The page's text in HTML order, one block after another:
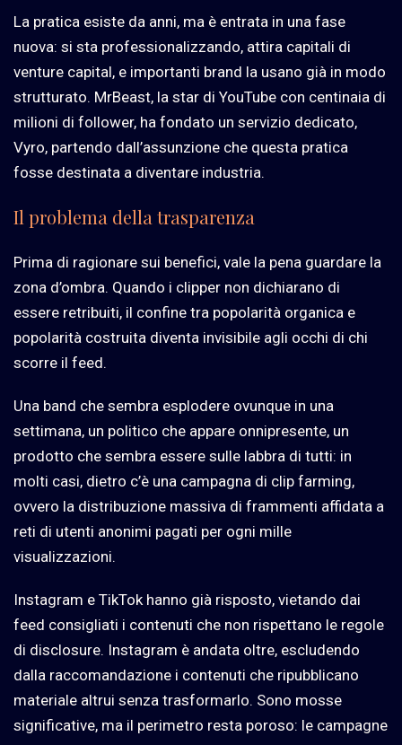
La pratica esiste da anni, ma è entrata in una fase
nuova: si sta professionalizzando, attira capitali di
venture capital, e importanti brand la usano già in modo
strutturato. MrBeast, la star di YouTube con centinaia di
milioni di follower, ha fondato un servizio dedicato,
Vyro, partendo dall’assunzione che questa pratica
fosse destinata a diventare industria.
Il problema della trasparenza
Prima di ragionare sui benefici, vale la pena guardare la
zona d’ombra. Quando i clipper non dichiarano di
essere retribuiti, il confine tra popolarità organica e
popolarità costruita diventa invisibile agli occhi di chi
scorre il feed.
Una band che sembra esplodere ovunque in una
settimana, un politico che appare onnipresente, un
prodotto che sembra essere sulle labbra di tutti: in
molti casi, dietro c’è una campagna di clip farming,
ovvero la distribuzione massiva di frammenti affidata a
reti di utenti anonimi pagati per ogni mille
visualizzazioni.
Instagram e TikTok hanno già risposto, vietando dai
feed consigliati i contenuti che non rispettano le regole
di disclosure. Instagram è andata oltre, escludendo
dalla raccomandazione i contenuti che ripubblicano
materiale altrui senza trasformarlo. Sono mosse
significative, ma il perimetro resta poroso: le campagne